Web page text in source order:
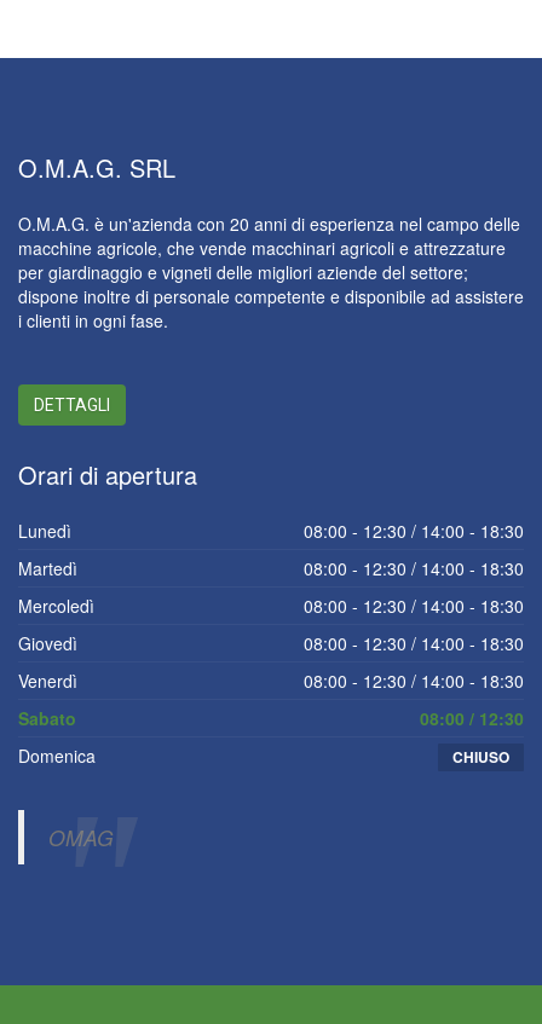
O.M.A.G. SRL
O.M.A.G. è un'azienda con 20 anni di esperienza nel campo delle
macchine agricole, che vende macchinari agricoli e attrezzature
per giardinaggio e vigneti delle migliori aziende del settore;
dispone inoltre di personale competente e disponibile ad assistere
i clienti in ogni fase.
DETTAGLI
Orari di apertura
Lunedì
08:00 - 12:30 / 14:00 - 18:30
Martedì
08:00 - 12:30 / 14:00 - 18:30
Mercoledì
08:00 - 12:30 / 14:00 - 18:30
Giovedì
08:00 - 12:30 / 14:00 - 18:30
Venerdì
08:00 - 12:30 / 14:00 - 18:30
Sabato
08:00 / 12:30
Domenica
CHIUSO
OMAG